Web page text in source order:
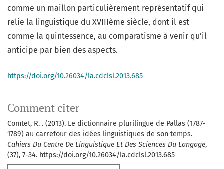
Comment citer
Comtet, R. . (2013). Le dictionnaire plurilingue de Pallas (1787-
1789) au carrefour des idées linguistiques de son temps.
Cahiers Du Centre De Linguistique Et Des Sciences Du Langage,
(37), 7–34. https://doi.org/10.26034/la.cdclsl.2013.685
comme un maillon particulièrement représentatif qui
relie la linguistique du XVIIIème siècle, dont il est
comme la quintessence, au comparatisme à venir qu’il
anticipe par bien des aspects.
https://doi.org/10.26034/la.cdclsl.2013.685